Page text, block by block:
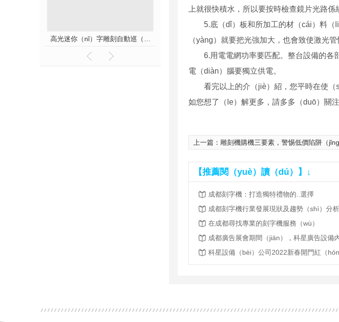
一雕一鋸平麵立體鋸片多功能雕刻機（jī）
上就很快積水，所以要按時檢查鏡片光路係
5.底（dǐ）板和所加工的材（cái）料
（yàng）就要把光強加大，也會致使激光管
6.用電電網功率要匹配。整台設備的各
電（diàn）腦要獨立供電。
看完以上的介（jiè）紹，您平時在使
如您想了（le）解更多，請多多（duō）關
上一篇： 雕刻機購機三要素，警惕低價陷阱（jǐng
【推薦閱（yuè）讀（dú）】↓
成都刻字機：打造獨特禮物的..選擇
成都刻字機行業發展現狀及趨勢（shì）分析
在成都尋找專業的刻字機服務（wù）